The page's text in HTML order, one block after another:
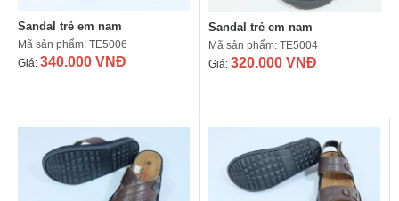
Sandal trẻ em nam
Mã sản phẩm: TE5006
Giá: 340.000 VNĐ
Sandal trẻ em nam
Mã sản phẩm: TE5004
Giá: 320.000 VNĐ